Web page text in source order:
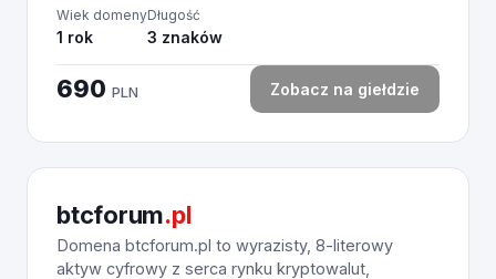
Wiek domeny
1 rok
Długość
3 znaków
690 PLN Zobacz na giełdzie
btcforum.pl
Domena btcforum.pl to wyrazisty, 8-literowy
aktyw cyfrowy z serca rynku kryptowalut,